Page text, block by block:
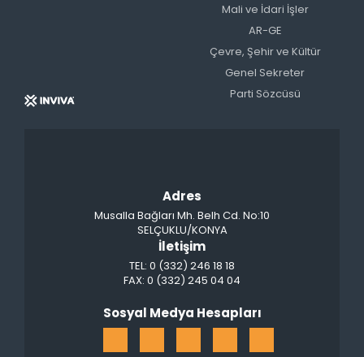
Mali ve İdari İşler
AR-GE
Çevre, Şehir ve Kültür
Genel Sekreter
Parti Sözcüsü
Adres
Musalla Bağları Mh. Belh Cd. No:10
SELÇUKLU/KONYA
İletişim
TEL: 0 (332) 246 18 18
FAX: 0 (332) 245 04 04
Sosyal Medya Hesapları